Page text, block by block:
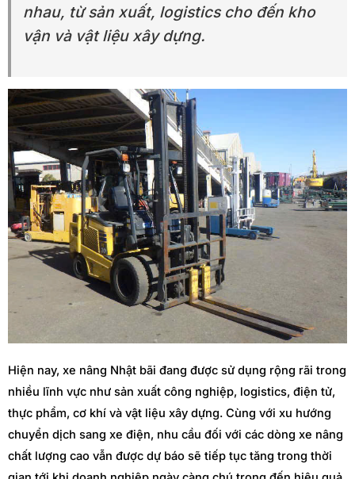
nhau, từ sản xuất, logistics cho đến kho
vận và vật liệu xây dựng.
Hiện nay, xe nâng Nhật bãi đang được sử dụng rộng rãi trong
nhiều lĩnh vực như sản xuất công nghiệp, logistics, điện tử,
thực phẩm, cơ khí và vật liệu xây dựng. Cùng với xu hướng
chuyển dịch sang xe điện, nhu cầu đối với các dòng xe nâng
chất lượng cao vẫn được dự báo sẽ tiếp tục tăng trong thời